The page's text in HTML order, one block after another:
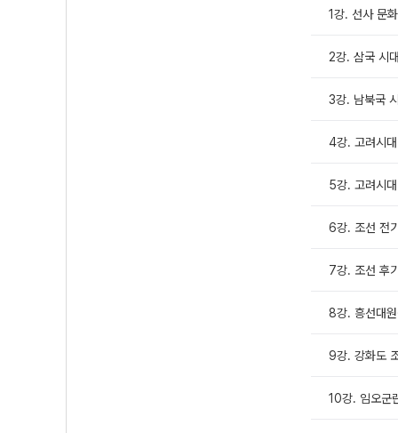
1강. 선사 문
2강. 삼국 시
3강. 남북국
4강. 고려시대
5강. 고려시대
6강. 조선 전
7강. 조선 후
8강. 흥선대
9강. 강화도
10강. 임오군